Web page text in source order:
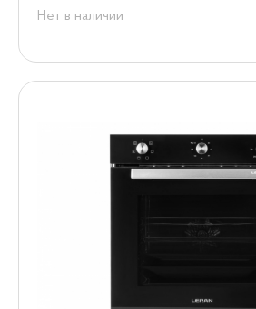
Нет в наличии